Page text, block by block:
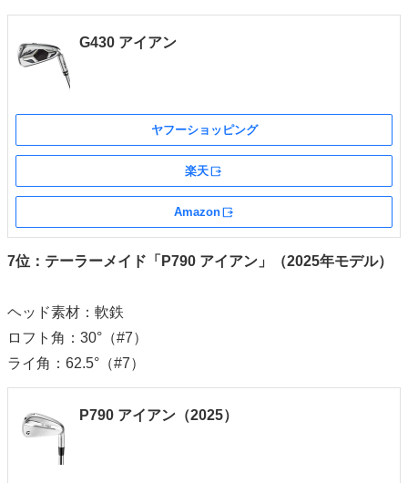
G430 アイアン
ヤフーショッピング
楽天
Amazon
7位：テーラーメイド「P790 アイアン」（2025年モデル）
ヘッド素材：軟鉄
ロフト角：30°（#7）
ライ角：62.5°（#7）
P790 アイアン（2025）